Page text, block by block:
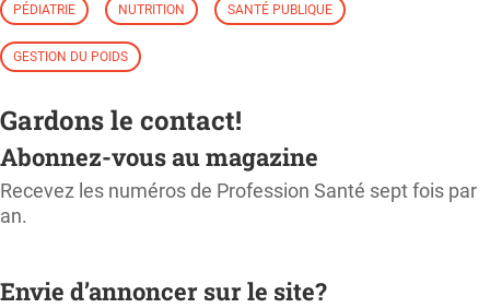
PÉDIATRIE NUTRITION SANTÉ PUBLIQUE
GESTION DU POIDS
Gardons le contact!
Abonnez-vous au magazine
Recevez les numéros de Profession Santé sept fois par
an.
Envie d’annoncer sur le site?